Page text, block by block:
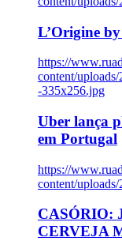
L’Origine
https://
content/
-335x256.jpg
Uber lança
em Portugal
https://
content/
CASÓRIO:
CERVEJA